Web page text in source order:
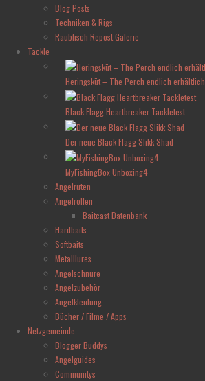
Blog Posts
Techniken & Rigs
Raubfisch Repost Galerie
Tackle
Heringsküt – The Perch endlich erhältlich
Black Flagg Heartbreaker Tackletest
Der neue Black Flagg Slikk Shad
MyFishingBox Unboxing4
Angelruten
Angelrollen
Baitcast Datenbank
Hardbaits
Softbaits
Metalllures
Angelschnüre
Angelzubehör
Angelkleidung
Bücher / Filme / Apps
Netzgemeinde
Blogger Buddys
Angelguides
Communitys